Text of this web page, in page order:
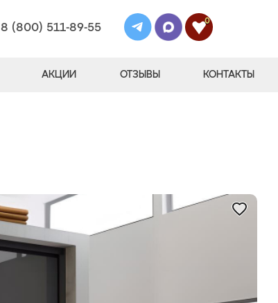
8 (800) 511-89-55
0
АКЦИИ ОТЗЫВЫ КОНТАКТЫ